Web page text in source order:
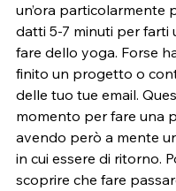
un’ora particolarmente
datti 5-7 minuti per farti
fare dello yoga. Forse
finito un progetto o
delle tuo tue email.
momento per fare una
avendo però a mente
in cui essere di ritorno.
scoprire che fare